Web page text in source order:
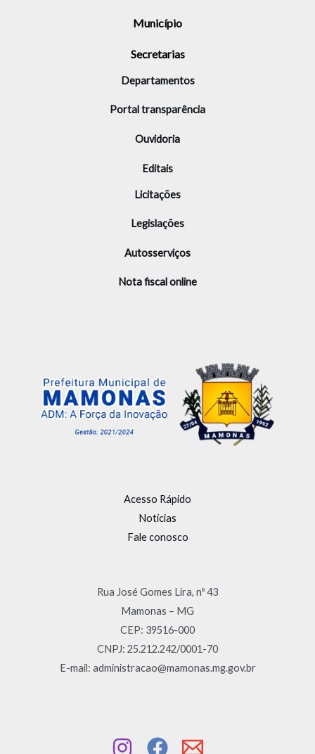
Município
Secretarias
Departamentos
Portal transparência
Ouvidoria
Editais
Licitações
Legislações
Autosserviços
Nota fiscal online
Acesso Rápido
Notícias
Fale conosco
Rua José Gomes Lira, nº 43
Mamonas – MG
CEP: 39516-000
CNPJ: 25.212.242/0001-70
E-mail: administracao@mamonas.mg.gov.br